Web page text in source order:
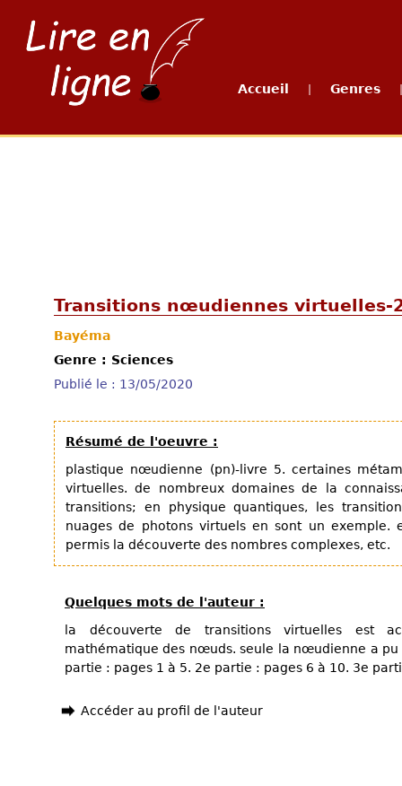
Accueil Genres
Transitions nœudiennes virtuelles-
Bayéma
Genre : Sciences
Publié le : 13/05/2020
Résumé de l'oeuvre :
plastique nœudienne (pn)-livre 5. certaines
virtuelles. de nombreux domaines de la
transitions; en physique quantiques, les
nuages de photons virtuels en sont un exemple.
permis la découverte des nombres complexes, etc.
Quelques mots de l'auteur :
la découverte de transitions virtuelles est
mathématique des nœuds. seule la nœudienne a
partie : pages 1 à 5. 2e partie : pages 6 à 10. 3e
Accéder au profil de l'auteur